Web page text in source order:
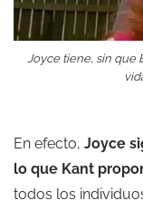
Joyce tiene, sin que
En efecto, Joyce
lo que Kant
todos los